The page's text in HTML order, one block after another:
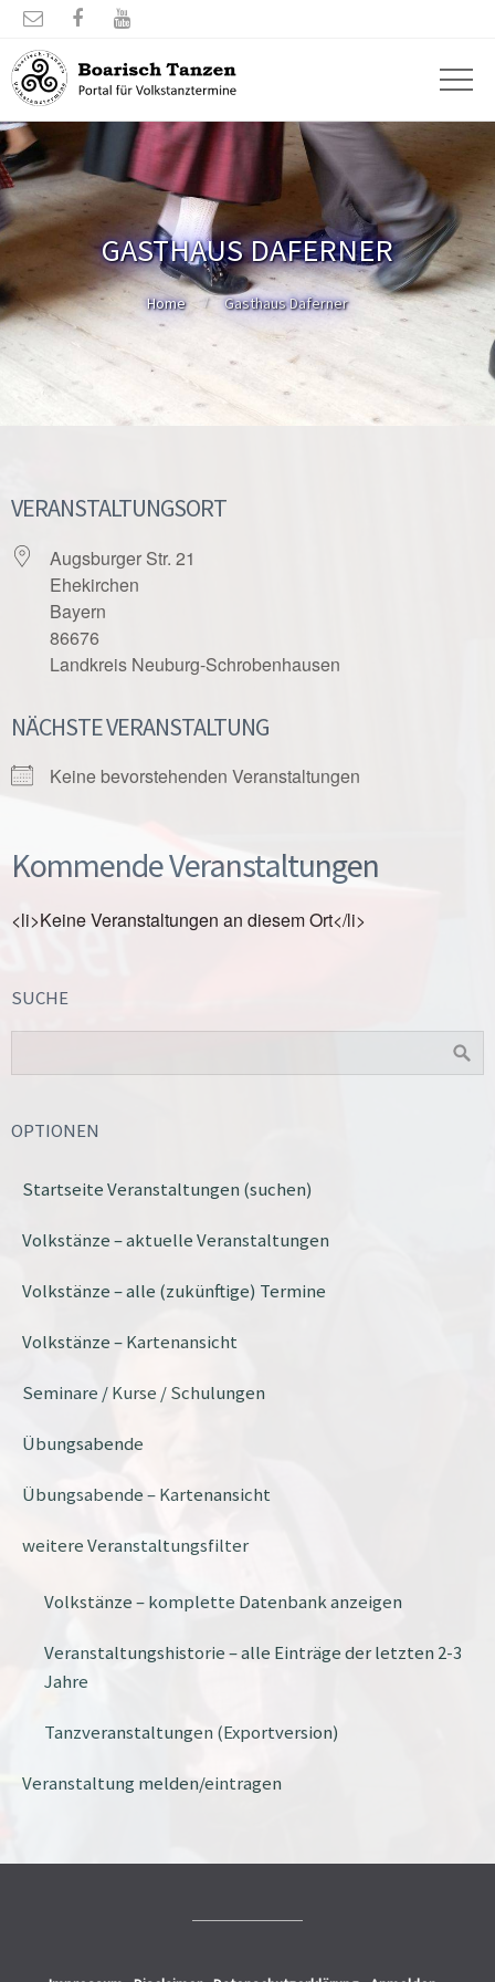
  
GASTHAUS DAFERNER
Home Gasthaus Daferner
VERANSTALTUNGSORT
Augsburger Str. 21
Ehekirchen
Bayern
86676
Landkreis Neuburg-Schrobenhausen
NÄCHSTE VERANSTALTUNG
Keine bevorstehenden Veranstaltungen
Kommende Veranstaltungen
<li>Keine Veranstaltungen an diesem Ort</li>
SUCHE
OPTIONEN
Startseite Veranstaltungen (suchen)
Volkstänze – aktuelle Veranstaltungen
Volkstänze – alle (zukünftige) Termine
Volkstänze – Kartenansicht
Seminare / Kurse / Schulungen
Übungsabende
Übungsabende – Kartenansicht
weitere Veranstaltungsfilter
Volkstänze – komplette Datenbank anzeigen
Veranstaltungshistorie – alle Einträge der letzten 2-3
Jahre
Tanzveranstaltungen (Exportversion)
Veranstaltung melden/eintragen